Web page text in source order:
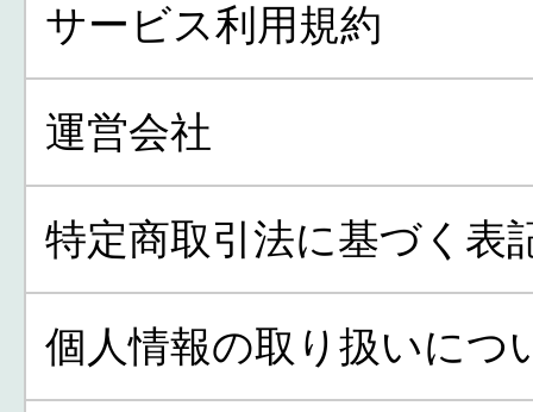
サービス利用規約
運営会社
特定商取引法に基づく表
個人情報の取り扱いにつ